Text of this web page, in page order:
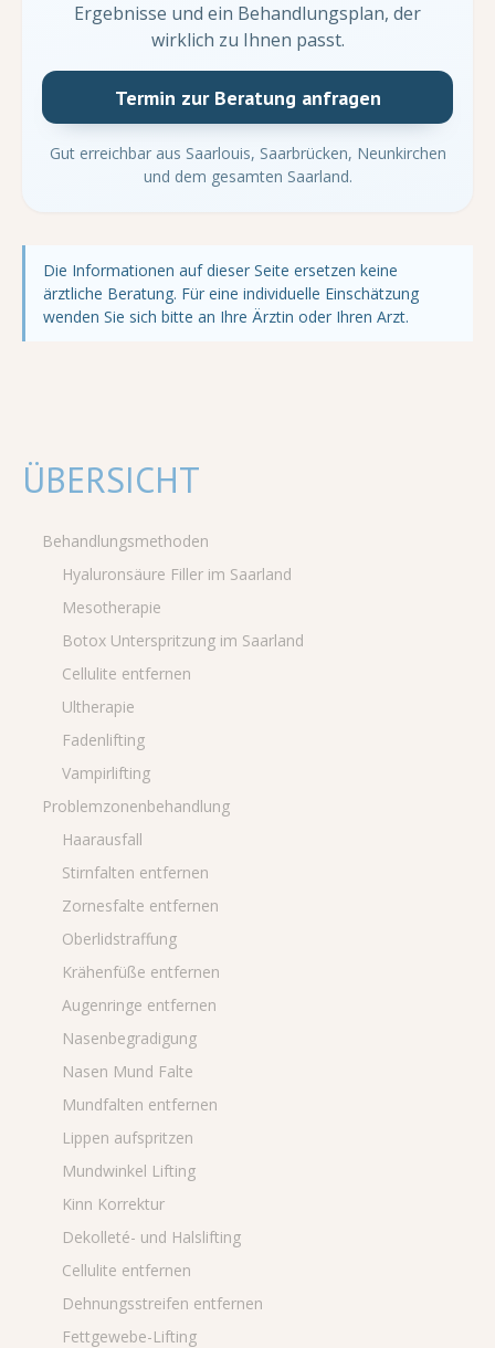
Ergebnisse und ein Behandlungsplan, der
wirklich zu Ihnen passt.
Termin zur Beratung anfragen
Gut erreichbar aus Saarlouis, Saarbrücken, Neunkirchen
und dem gesamten Saarland.
Die Informationen auf dieser Seite ersetzen keine
ärztliche Beratung. Für eine individuelle Einschätzung
wenden Sie sich bitte an Ihre Ärztin oder Ihren Arzt.
ÜBERSICHT
Behandlungsmethoden
Hyaluronsäure Filler im Saarland
Mesotherapie
Botox Unterspritzung im Saarland
Cellulite entfernen
Ultherapie
Fadenlifting
Vampirlifting
Problemzonenbehandlung
Haarausfall
Stirnfalten entfernen
Zornesfalte entfernen
Oberlidstraffung
Krähenfüße entfernen
Augenringe entfernen
Nasenbegradigung
Nasen Mund Falte
Mundfalten entfernen
Lippen aufspritzen
Mundwinkel Lifting
Kinn Korrektur
Dekolleté- und Halslifting
Cellulite entfernen
Dehnungsstreifen entfernen
Fettgewebe-Lifting